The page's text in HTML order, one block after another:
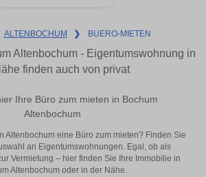
ALTENBOCHUM ❯ BUERO-MIETEN
Altenbochum - Eigentumswohnung in
finden auch von privat
Ihre Büro zum mieten in Bochum
Altenbochum
Altenbochum eine Büro zum mieten? Finden Sie
an Eigentumswohnungen. Egal, ob als
Vermietung – hier finden Sie Ihre Immobilie in
Altenbochum oder in der Nähe.